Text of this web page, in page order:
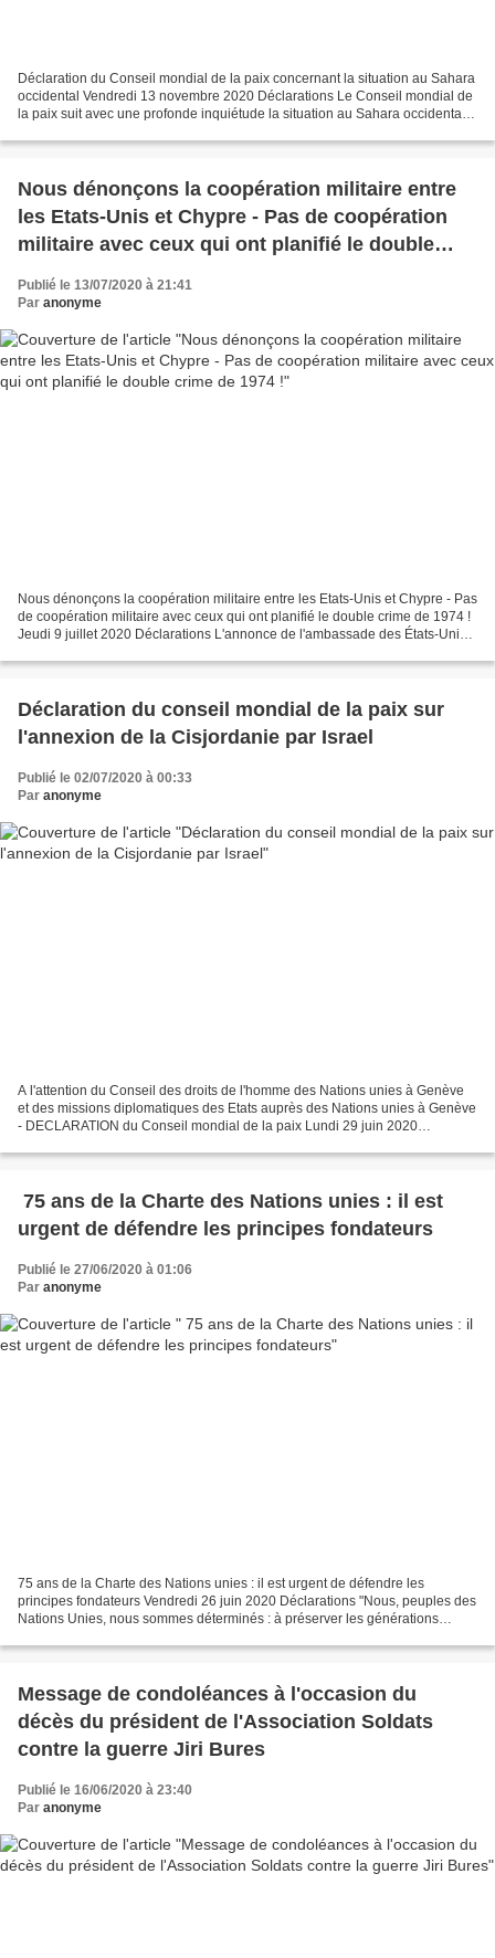
Déclaration du Conseil mondial de la paix concernant la situation au Sahara
occidental Vendredi 13 novembre 2020 Déclarations Le Conseil mondial de
la paix suit avec une profonde inquiétude la situation au Sahara occidental
Nous dénonçons la coopération militaire entre
les Etats-Unis et Chypre - Pas de coopération
militaire avec ceux qui ont planifié le double
crime de 1974 !
Publié le 13/07/2020 à 21:41
Par anonyme
Nous dénonçons la coopération militaire entre les Etats-Unis et Chypre - Pas
de coopération militaire avec ceux qui ont planifié le double crime de 1974 !
Jeudi 9 juillet 2020 Déclarations L'annonce de l'ambassade des États-Unis à
Déclaration du conseil mondial de la paix sur
l'annexion de la Cisjordanie par Israel
Publié le 02/07/2020 à 00:33
Par anonyme
A l'attention du Conseil des droits de l'homme des Nations unies à Genève
et des missions diplomatiques des Etats auprès des Nations unies à Genève
- DECLARATION du Conseil mondial de la paix Lundi 29 juin 2020
75 ans de la Charte des Nations unies : il est
urgent de défendre les principes fondateurs
Publié le 27/06/2020 à 01:06
Par anonyme
75 ans de la Charte des Nations unies : il est urgent de défendre les
principes fondateurs Vendredi 26 juin 2020 Déclarations "Nous, peuples des
Nations Unies, nous sommes déterminés : à préserver les générations
Message de condoléances à l'occasion du
décès du président de l'Association Soldats
contre la guerre Jiri Bures
Publié le 16/06/2020 à 23:40
Par anonyme